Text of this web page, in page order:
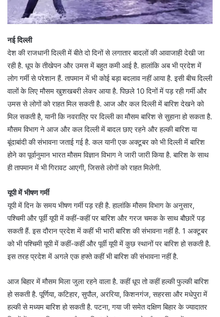
नई दिल्ली
देश की राजधानी दिल्ली में बीते दो दिनों से लगातार बादलों की आवाजाही देखी जा
रही है. धूप के तीखेपन और उमस में बहुत कमी आई है. हालांकि अब भी प्रदेश में
लोग गर्मी से परेशान हैं. तापमान में भी कोई बड़ा बदलाव नहीं आया है. इसी बीच दिल्ली
वालों के लिए मौसम खुशखबरी लेकर आया है. पिछले 10 दिनों में पड़ रही गर्मी और
उमस से लोगों को राहत मिल सकती है. आज और कल दिल्ली में बारिश देखने को
मिल सकती है, यानी कि नवरात्रि पर दिल्ली का मौसम बारिश से सुहाना हो सकता है.
मौसम विभाग ने आज और कल दिल्ली में बादल छाए रहने और हल्की बारिश या
बूंदाबांदी की संभावना जताई गई है. कल यानी एक अक्टूबर को भी दिल्ली में बारिश
होने का पूर्वानुमान भारत मौसम विज्ञान विभाग ने जारी जारी किया है. बारिश के साथ
ही तापमान में भी गिरावट आएगी, जिससे लोगों को राहत मिलेगी.
यूपी में भीषण गर्मी
यूपी में दिन के समय भीषण गर्मी पड़ रही है. हालांकि मौसम विभाग के अनुसार,
पश्चिमी और पूर्वी यूपी में कहीं-कहीं पर बारिश और गरज चमक के साथ बौछारें पड़
सकती हैं. इस दौरान प्रदेश में कहीं भी भारी बारिश की संभावना नहीं है. 1 अक्टूबर
को भी पश्चिमी यूपी में कहीं-कहीं और पूर्वी यूपी में कुछ स्थानों पर बारिश हो सकती है.
इस तरह प्रदेश में अगले एक हफ्ते कहीं भी बारिश की संभावना नहीं है.
आज बिहार में मौसम मिला जुला रहने वाला है. कहीं धूप तो कहीं हल्की फुल्की बारिश
हो सकती है. पूर्णिया, कटिहार, सुपौल, अररिया, किशनगंज, सहरसा और मधेपुरा में
हल्की से मध्यम बारिश हो सकती है. पटना, गया जी समेत दक्षिण बिहार के ज्यादातर